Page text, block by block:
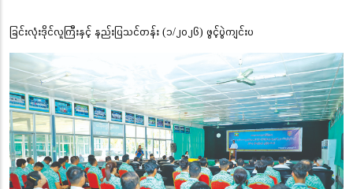
ခြင်းလုံးဒိုင်လူကြီးနှင့် နည်းပြသင်တန်း (၁/၂၀၂၆) ဖွင့်ပွဲကျင်းပ